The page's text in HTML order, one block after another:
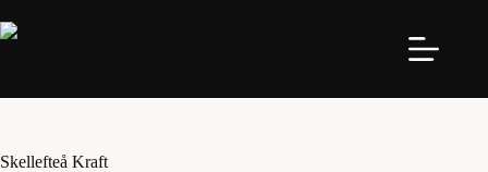
till
Skellefteå Kraft